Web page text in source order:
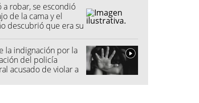
a robar, se escondió
de la cama y el
descubrió que era su
la indignación por la
del policía
acusado de violar a